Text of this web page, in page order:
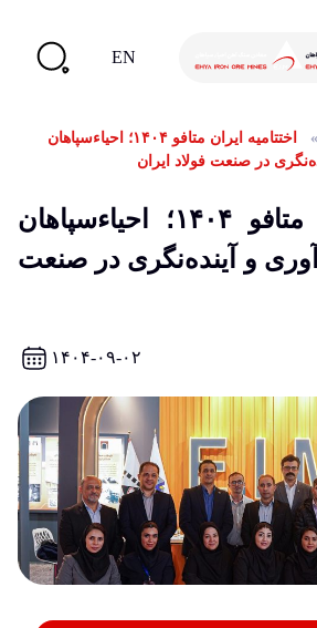
EN
»
اختتامیه ایران متافو ۱۴۰۴؛ احیاءسپاهان
در صنعت فولاد ایران
اختتامیه ایران متافو ۱۴۰۴؛ احیاءسپاهان
و آینده‌نگری در صنعت
۱۴۰۴-۰۹-۰۲